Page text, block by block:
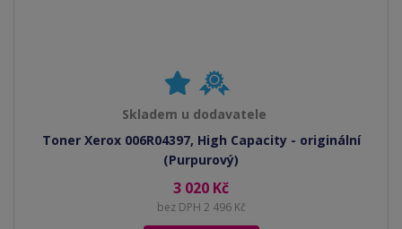
Skladem u dodavatele
Toner Xerox 006R04397, High Capacity - originální
(Purpurový)
3 020 Kč
bez DPH 2 496 Kč